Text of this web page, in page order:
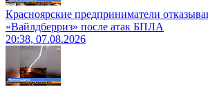
Красноярские предприниматели
«Вайлдберриз» после атак БПЛА
20:38, 07.08.2026